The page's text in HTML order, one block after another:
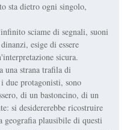
sta dietro ogni singolo,
sciame di segnali, suoni
esige di essere
sicura.
una strana trafila di
protagonisti, sono
di un bastoncino, di un
si desidererebbe ricostruire
geografia plausibile di questi